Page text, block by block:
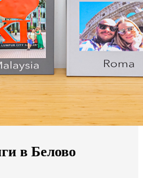
в Белово